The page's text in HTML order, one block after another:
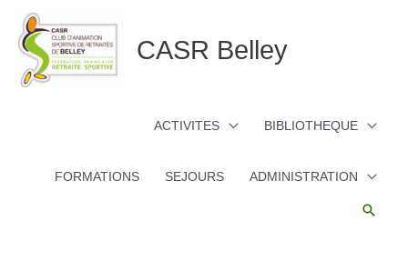
contenu
CASR Belley
ACTIVITES BIBLIOTHEQUE
FORMATIONS SEJOURS ADMINISTRATION